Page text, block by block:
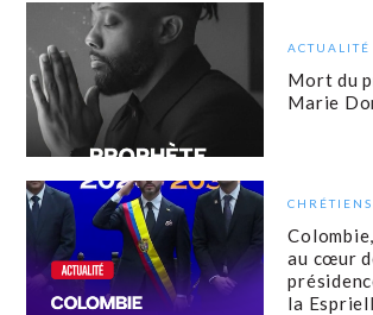
Mort du
Marie
au cœur
la